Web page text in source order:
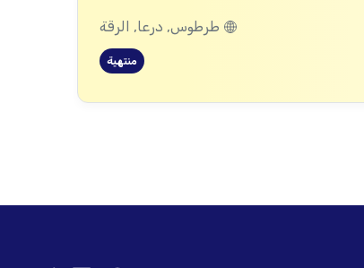
طرطوس, درعا, الرقة
منتهية